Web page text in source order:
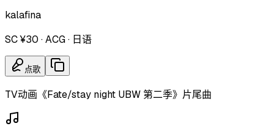
kalafina
SC ¥30 ·ACG· 日语
点歌
TV动画《Fate/stay night UBW 第二季》片尾曲